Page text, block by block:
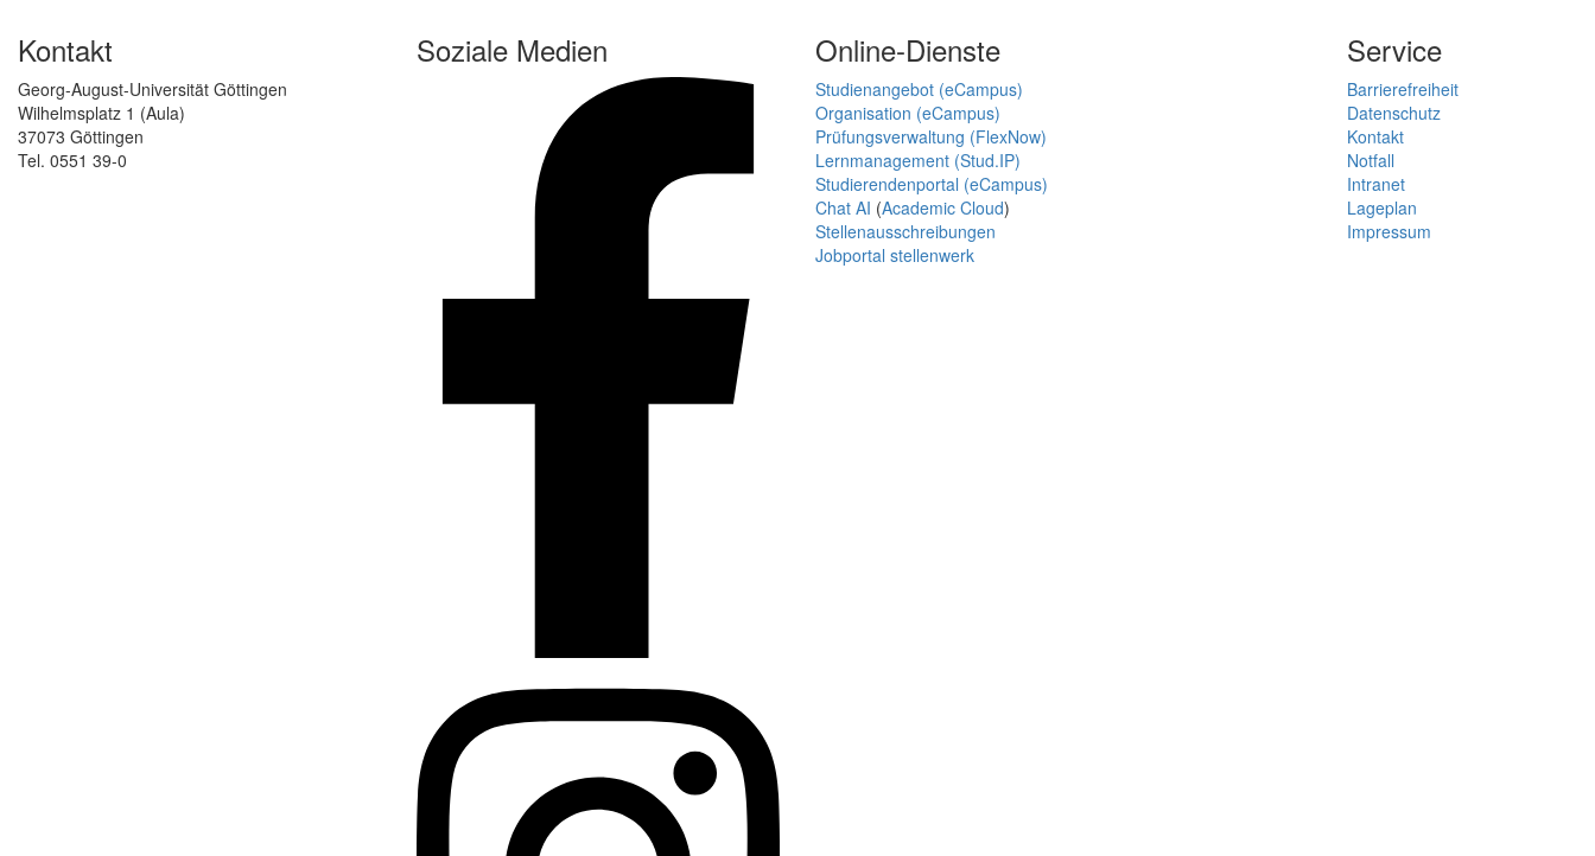
Kontakt
Georg-August-Universität Göttingen
Wilhelmsplatz 1 (Aula)
37073 Göttingen
Tel. 0551 39-0
Soziale Medien Online-Dienste
Studienangebot (eCampus)
Organisation (eCampus)
Prüfungsverwaltung (FlexNow)
Lernmanagement (Stud.IP)
Studierendenportal (eCampus)
Chat AI (Academic Cloud)
Stellenausschreibungen
Jobportal stellenwerk
Service
Barrierefreiheit
Datenschutz
Kontakt
Notfall
Intranet
Lageplan
Impressum